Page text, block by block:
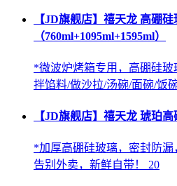
【JD旗舰店】禧天龙 高硼
（760ml+1095ml+1595ml）
*微波炉烤箱专用，高硼硅玻
拌馅料/做沙拉/汤碗/面碗/饭
【JD旗舰店】禧天龙 琥珀
*加厚高硼硅玻璃，密封防漏
告别外卖，新鲜自带！ 20